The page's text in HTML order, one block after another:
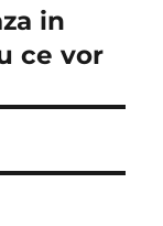
in
ce vor